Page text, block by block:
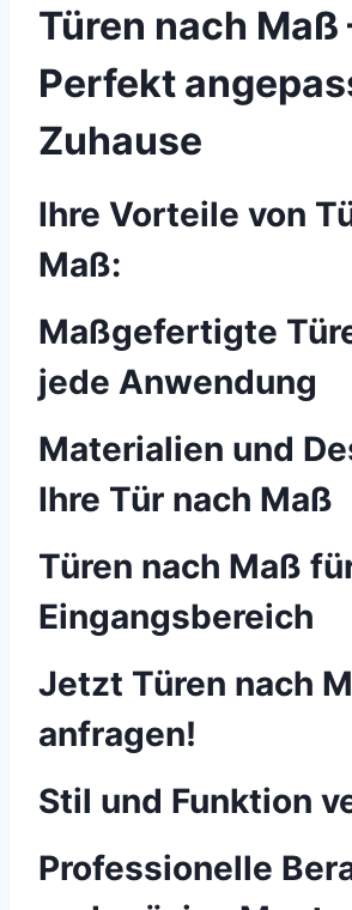
Türen nach Maß
Perfekt
Zuhause
Ihre Vorteile von
Maß:
Maßgefertigte
jede Anwendung
Materialien und
Ihre Tür nach Maß
Türen nach Maß
Eingangsbereich
Jetzt Türen nach
anfragen!
Stil und Funktion
Professionelle